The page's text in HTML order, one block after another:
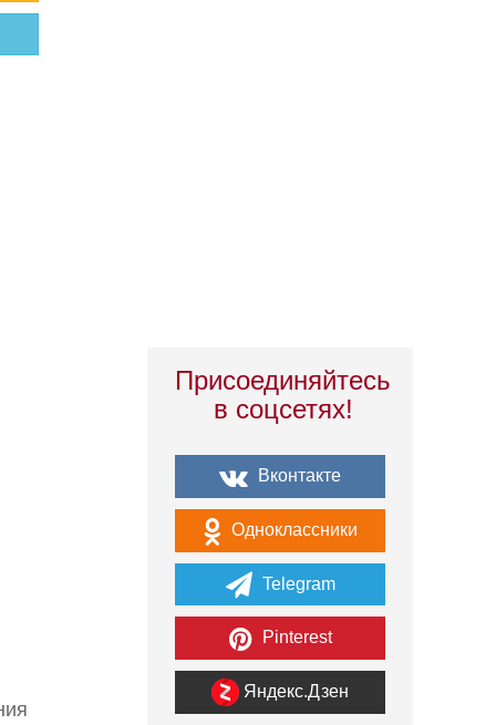
Присоединяйтесь
в соцсетях!
Вконтакте
Одноклассники
Telegram
Pinterest
Яндекс.Дзен